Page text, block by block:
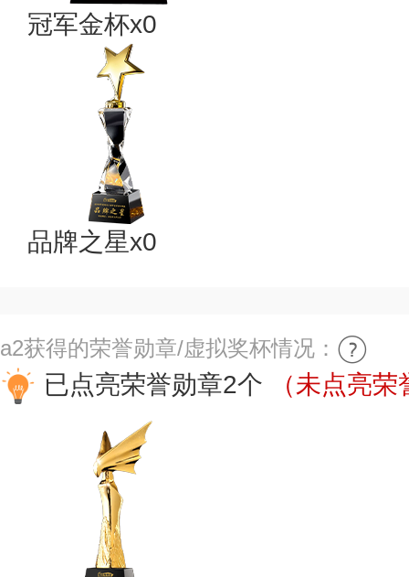
冠军金杯x0
品牌之星x0
a2获得的荣誉勋章/虚拟奖杯情况：
已点亮荣誉勋章2个 （未点亮